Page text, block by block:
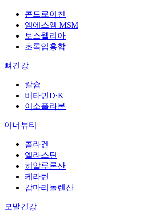
콘드로이친
엠에스엠 MSM
보스웰리아
초록입홍합
뼈건강
칼슘
비타민D·K
이소플라본
이너뷰티
콜라겐
엘라스틴
히알루론산
케라틴
감마리놀렌산
모발건강